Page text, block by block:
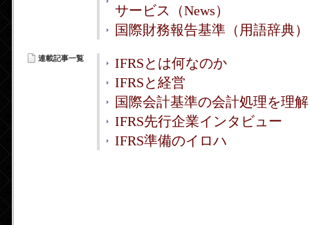
サービス（News）
国際財務報告基準（用語辞典）
連載記事一覧
IFRSとは何なのか
IFRSと経営
国際会計基準の会計処理を理
IFRS先行企業インタビュー
IFRS準備のイロハ